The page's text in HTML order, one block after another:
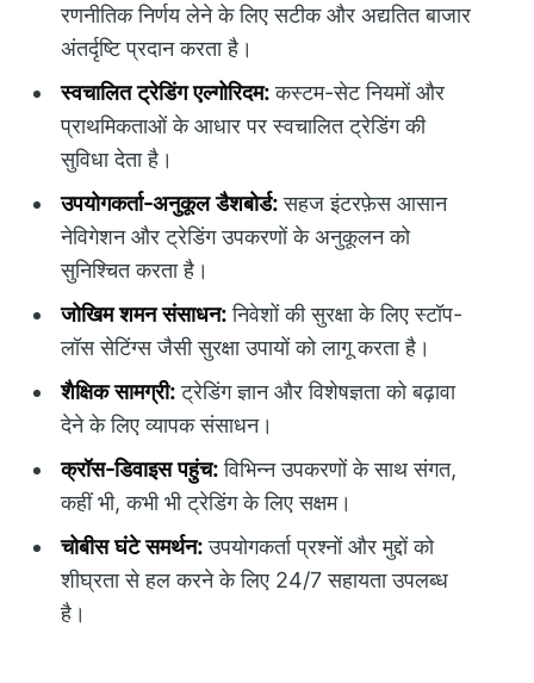
रणनीतिक निर्णय लेने के लिए सटीक और अद्यतित बाजार
अंतर्दृष्टि प्रदान करता है।
स्वचालित ट्रेडिंग एल्गोरिदम:कस्टम-सेट नियमों और
प्राथमिकताओं के आधार पर स्वचालित ट्रेडिंग की
सुविधा देता है।
उपयोगकर्ता-अनुकूल डैशबोर्ड:सहज इंटरफ़ेस आसान
नेविगेशन और ट्रेडिंग उपकरणों के अनुकूलन को
सुनिश्चित करता है।
जोखिम शमन संसाधन:निवेशों की सुरक्षा के लिए स्टॉप-
लॉस सेटिंग्स जैसी सुरक्षा उपायों को लागू करता है।
शैक्षिक सामग्री:ट्रेडिंग ज्ञान और विशेषज्ञता को बढ़ावा
देने के लिए व्यापक संसाधन।
क्रॉस-डिवाइस पहुंच:विभिन्न उपकरणों के साथ संगत,
कहीं भी, कभी भी ट्रेडिंग के लिए सक्षम।
चोबीस घंटे समर्थन:उपयोगकर्ता प्रश्नों और मुद्दों को
शीघ्रता से हल करने के लिए 24/7 सहायता उपलब्ध
है।